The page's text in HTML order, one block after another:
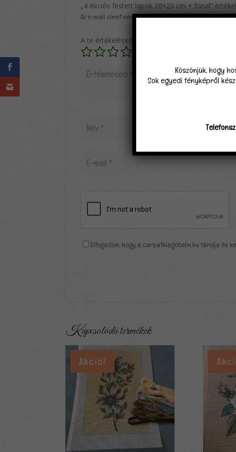
„4 Akciós festett lapok 20×20 cm + fonal”
Az e-mail címet nem tesszük közzé.A kötelező mezőket*
A te értékelésed
Elfogadom, hogy a carpathiagobelin.hu tárolja és
Kapcsolódó termékek
Akció!
Köszönjük, hogy
Sok egyedi fényképről